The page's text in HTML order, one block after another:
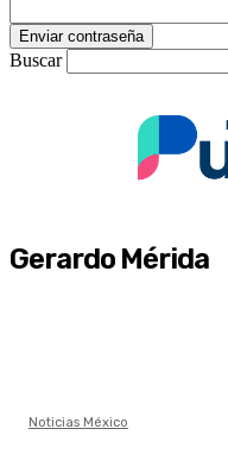
Buscar
Gerardo Mérida
Noticias México